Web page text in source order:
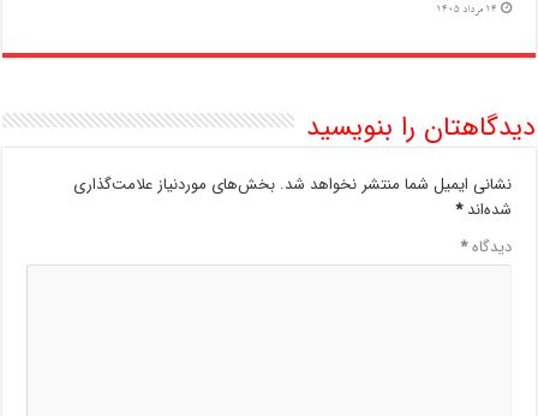
14 مرداد 1405
دیدگاهتان را بنویسید
نشانی ایمیل شما منتشر نخواهد شد. بخش‌های موردنیاز علامت‌گذاری
شده‌اند*
دیدگاه*